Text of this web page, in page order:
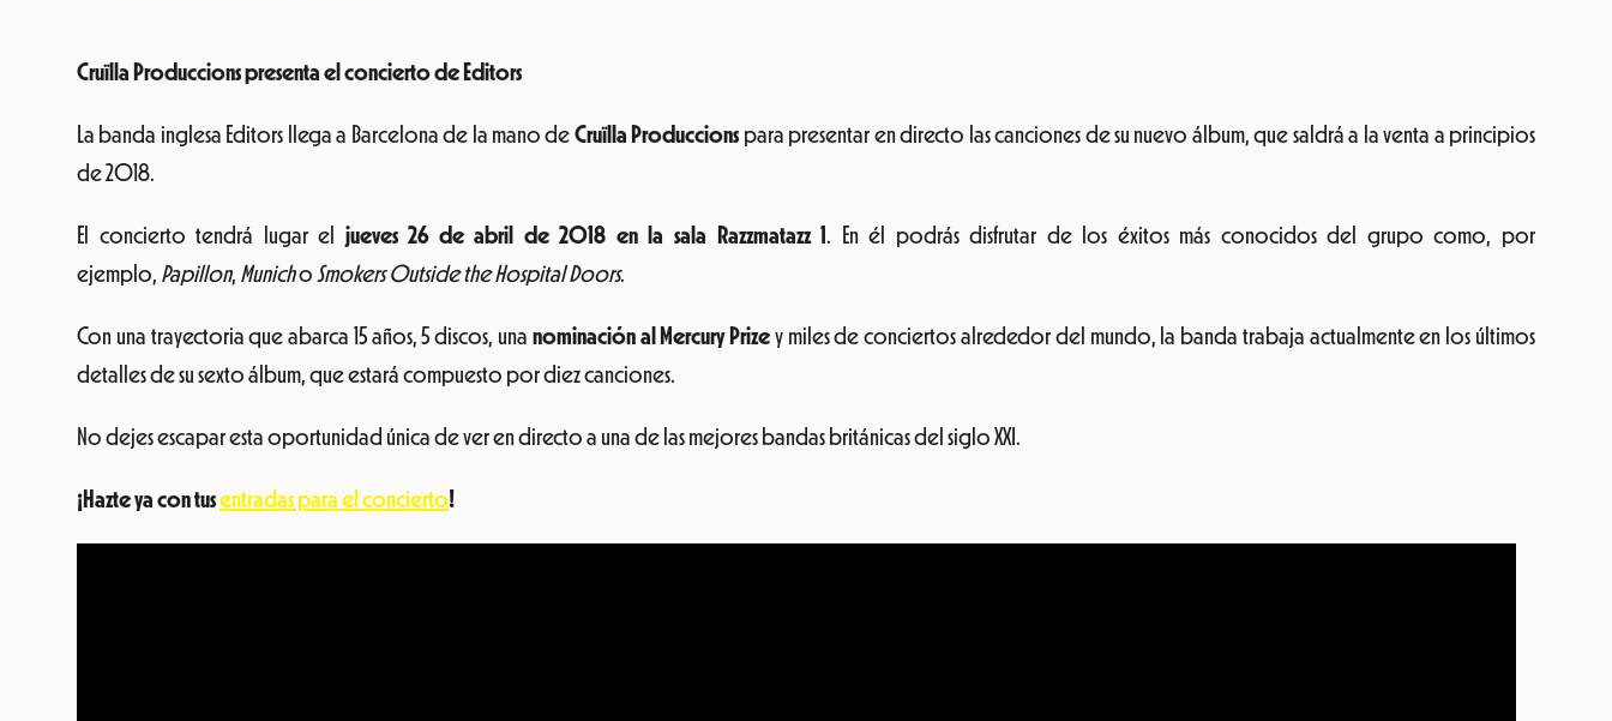
Cruïlla Produccions presenta el concierto de Editors
La banda inglesa Editors llega a Barcelona de la mano de Cruïlla Produccions para presentar en directo las canciones de su nuevo álbum, que saldrá a la venta a principios
de 2018.
El concierto tendrá lugar el jueves 26 de abril de 2018 en la sala Razzmatazz 1. En él podrás disfrutar de los éxitos más conocidos del grupo como, por
ejemplo, Papillon, Municho Smokers Outside the Hospital Doors.
Con una trayectoria que abarca 15 años, 5 discos, una nominación al Mercury Prizey miles de conciertos alrededor del mundo, la banda trabaja actualmente en los últimos
detalles de su sexto álbum, que estará compuesto por diez canciones.
No dejes escapar esta oportunidad única de ver en directo a una de las mejores bandas británicas del siglo XXI.
¡Hazte ya con tusentradas para el concierto!